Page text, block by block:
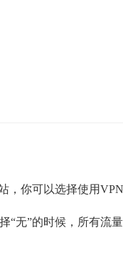
，你可以选择使用VPN
“无”的时候，所有流